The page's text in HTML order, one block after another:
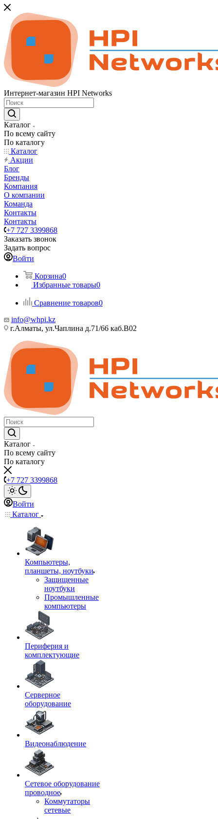
Интернет-магазин HPI Networks
Каталог
По всему сайту
По каталогу
Каталог
Акции
Блог
Бренды
Компания
О компании
Команда
Контакты
Контакты
+7 727 3399868
Заказать звонок
Задать вопрос
Войти
Корзина0
Избранные товары0
Сравнение товаров0
info@whpi.kz
г.Алматы, ул.Чаплина д.71/66 каб.B02
Каталог
По всему сайту
По каталогу
+7 727 3399868
Войти
Каталог
Компьютеры,
планшеты, ноутбуки
Защищенные
ноутбуки
Промышленные
компьютеры
Периферия и
комплектующие
Серверное
оборудование
Видеонаблюдение
Сетевое оборудование
проводное
Коммутаторы
сетевые